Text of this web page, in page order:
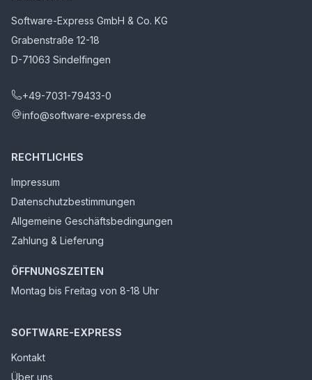
Software-Express GmbH & Co. KG
Grabenstraße 12-18
D-71063 Sindelfingen
+49-7031-79433-0
info@software-express.de
RECHTLICHES
Impressum
Datenschutzbestimmungen
Allgemeine Geschäftsbedingungen
Zahlung & Lieferung
ÖFFNUNGSZEITEN
Montag bis Freitag von 8-18 Uhr
SOFTWARE-EXPRESS
Kontakt
Über uns